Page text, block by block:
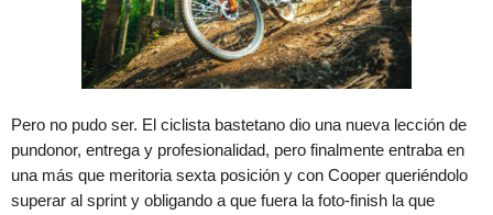
Pero no pudo ser. El ciclista bastetano dio una nueva lección de
pundonor, entrega y profesionalidad, pero finalmente entraba en
una más que meritoria sexta posición y con Cooper queriéndolo
superar al sprint y obligando a que fuera la foto-finish la que